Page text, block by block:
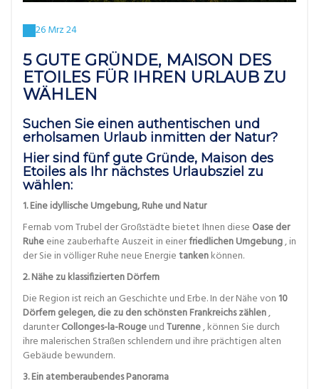
26 Mrz 24
5 GUTE GRÜNDE, MAISON DES
ETOILES FÜR IHREN URLAUB ZU
WÄHLEN
Suchen Sie einen authentischen und
erholsamen Urlaub inmitten der Natur?
Hier sind fünf gute Gründe, Maison des
Etoiles als Ihr nächstes Urlaubsziel zu
wählen:
1. Eine idyllische Umgebung, Ruhe und Natur
Fernab vom Trubel der Großstädte bietet Ihnen diese Oase der
Ruheeine zauberhafte Auszeit in einerfriedlichen Umgebung, in
der Sie in völliger Ruhe neue Energietankenkönnen.
2. Nähe zu klassifizierten Dörfern
Die Region ist reich an Geschichte und Erbe. In der Nähe von 10
Dörfern gelegen, die zu den schönsten Frankreichs zählen,
darunterCollonges-la-RougeundTurenne, können Sie durch
ihre malerischen Straßen schlendern und ihre prächtigen alten
Gebäude bewundern.
3. Ein atemberaubendes Panorama